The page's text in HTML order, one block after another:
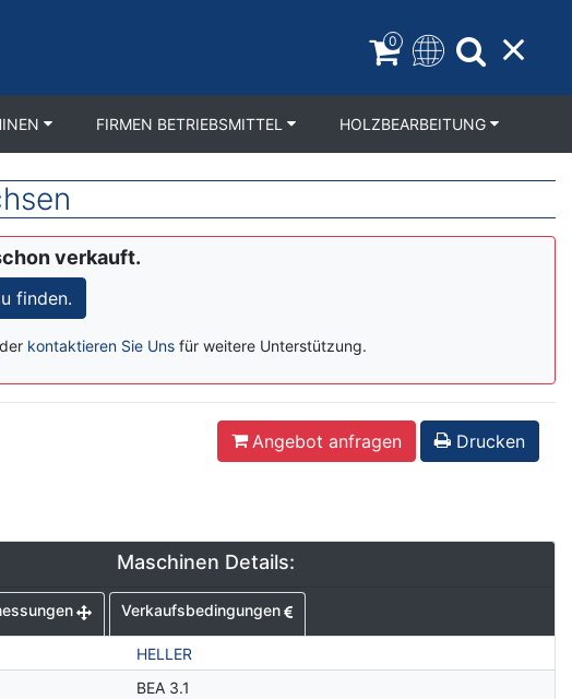
0
FIRMEN BETRIEBSMITTEL HOLZBEARBEITUNG
verkauft.
finden.
kontaktieren Sie Uns für weitere Unterstützung.
Angebot anfragen Drucken
Maschinen Details:
Verkaufsbedingungen
HELLER
BEA 3.1